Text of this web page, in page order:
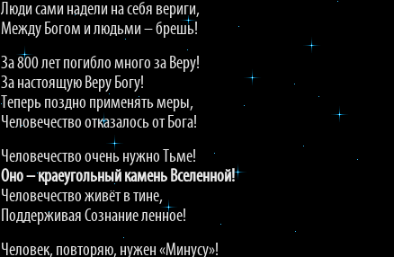
Люди сами надели на себя вериги,
Между Богом и людьми – брешь!
За 800 лет погибло много за Веру!
За настоящую Веру Богу!
Теперь поздно применять меры,
Человечество отказалось от Бога!
Человечество очень нужно Тьме!
Оно – краеугольный камень Вселенной!
Человечество живёт в тине,
Поддерживая Сознание ленное!
Человек, повторяю, нужен «Минусу»!